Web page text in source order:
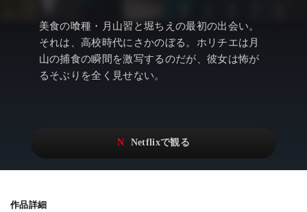
ドキュメンタリー
Netflixオリジナル作品
その他の国のTV番組
Watchlistへ
Netflix Video
Netflix 高い評価の海外作品
美食の喰種・月山習と堀ちえの最初の出会い。
それは、高校時代にさかのぼる。ホリチエは月
山の捕食の瞬間を激写するのだが、彼女は怖が
るそぶりを全く見せない。
作品詳細